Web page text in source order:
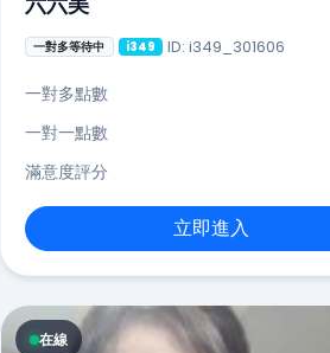
一對多等待中 i349 ID: i349_301606
一對多點數
一對一點數
滿意度評分
立即進入
在線